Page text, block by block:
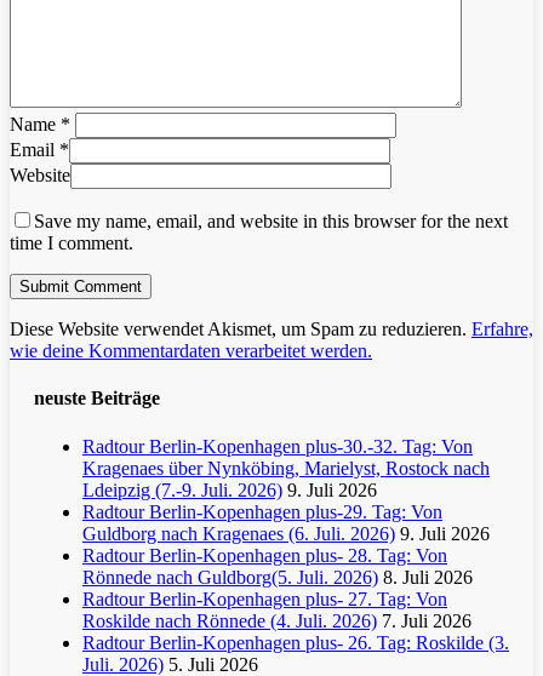
Name *
Email *
Website
Save my name, email, and website in this browser for the next
time I comment.
Diese Website verwendet Akismet, um Spam zu reduzieren. Erfahre,
wie deine Kommentardaten verarbeitet werden.
neuste Beiträge
Radtour Berlin-Kopenhagen plus-30.-32. Tag: Von
Kragenaes über Nynköbing, Marielyst, Rostock nach
Ldeipzig (7.-9. Juli. 2026) 9. Juli 2026
Radtour Berlin-Kopenhagen plus-29. Tag: Von
Guldborg nach Kragenaes (6. Juli. 2026) 9. Juli 2026
Radtour Berlin-Kopenhagen plus- 28. Tag: Von
Rönnede nach Guldborg(5. Juli. 2026) 8. Juli 2026
Radtour Berlin-Kopenhagen plus- 27. Tag: Von
Roskilde nach Rönnede (4. Juli. 2026) 7. Juli 2026
Radtour Berlin-Kopenhagen plus- 26. Tag: Roskilde (3.
Juli. 2026) 5. Juli 2026